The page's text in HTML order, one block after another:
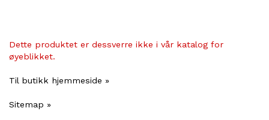
Dette produktet er dessverre ikke i vår katalog for
øyeblikket.
Til butikk hjemmeside »
Sitemap »